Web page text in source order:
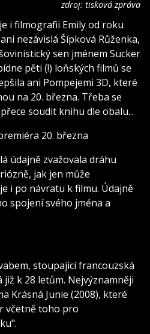
zdroj: tisková zpráva
i filmografii Emily od roku
nezávislá Šípková Růženka,
sen jménem Sucker
pěti (!) loňských filmů se
ani Pompejemi 3D, které
na 20. března. Třeba se
soudit knihu dle obalu...
20. března
údajně zvažovala dráhu
jak jen může
i po návratu k filmu. Údajně
spojení svého jména a
stoupající francouzská
již k 28 letům. Nejvýznamněji
Krásná Junie (2008), které
včetně toho pro